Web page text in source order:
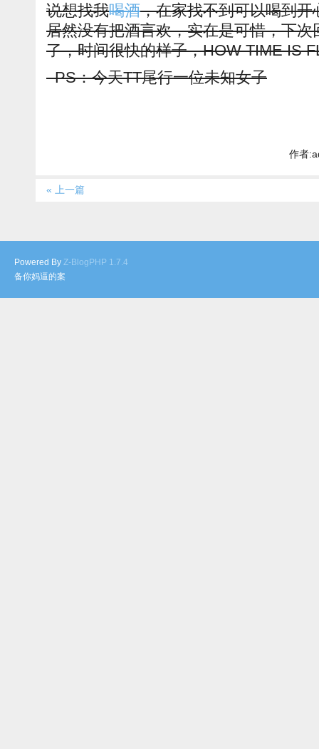
说想找我喝酒，在家找不到可以喝到
居然没有把酒言欢，实在是可惜，下
了，时间很快的样子，HOW TIME IS
PS：今天TT尾行一位未知女子
作者
« 上一篇
Powered By Z-BlogPHP 1.7.4
备你妈逼的案